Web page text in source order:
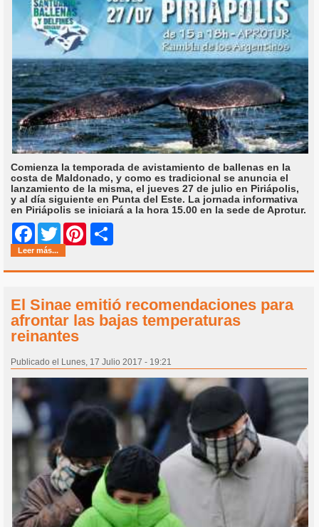
Comienza la temporada de avistamiento de ballenas en la
costa de Maldonado, y como es tradicional se anuncia el
lanzamiento de la misma, el jueves 27 de julio en Piriápolis,
y al día siguiente en Punta del Este. La jornada informativa
en Piriápolis se iniciará a la hora 15.00 en la sede de Aprotur.
Facebook
Twitter Pinterest
Leer más...
El Sinae emitió recomendaciones para
afrontar las bajas temperaturas
reinantes
Publicado el Lunes, 17 Julio 2017 - 19:21